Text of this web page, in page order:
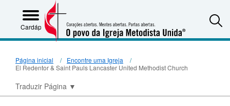
Cardápio
Página inicial
Encontre uma Igreja
El Redentor & Saint Pauls Lancaster United Methodist Church
Traduzir Página ▼